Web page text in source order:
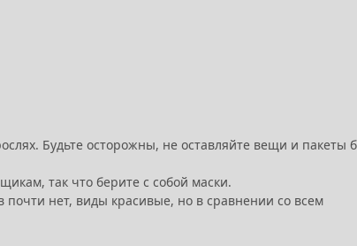
Будьте осторожны, не оставляйте вещи и пакеты
так что берите с собой маски.
нет, виды красивые, но в сравнении со всем